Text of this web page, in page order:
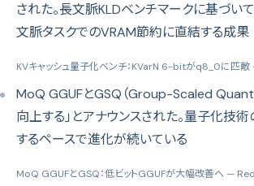
された。長文脈KLDベンチマークに基づい
文脈タスクでのVRAM節約に直結する成果
KVキャッシュ量子化ベンチ：KVarN 6-bitがq8_0に匹敵
MoQ GGUFとGSQ（Group-Scaled
向上する」とアナウンスされた。量子化技
するペースで進化が続いている
MoQ GGUFとGSQ：低ビットGGUFが大幅改善へ —